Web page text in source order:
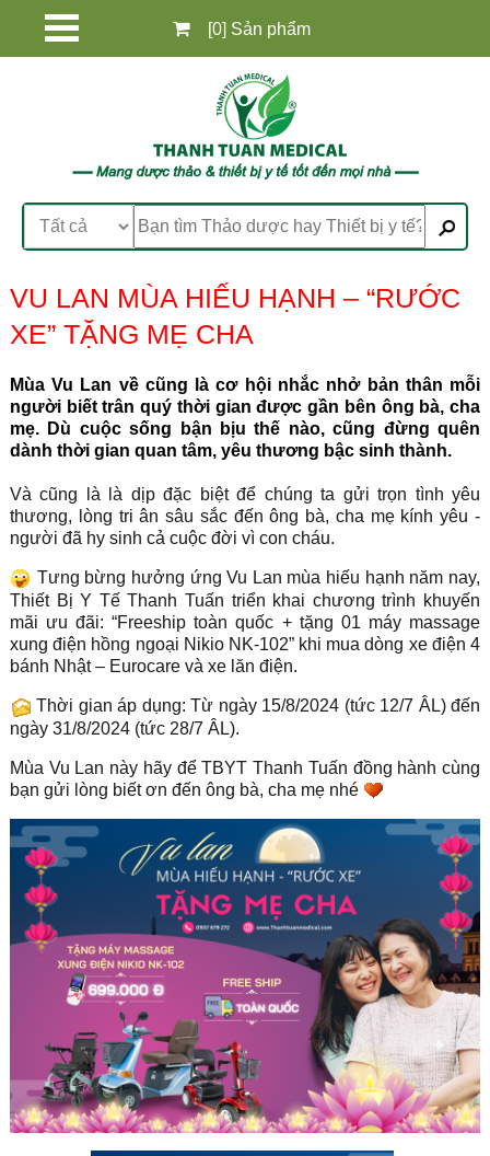
[0] Sản phẩm
VU LAN MÙA HIẾU HẠNH – “RƯỚC
XE” TẶNG MẸ CHA
Mùa Vu Lan về cũng là cơ hội nhắc nhở bản thân mỗi
người biết trân quý thời gian được gần bên ông bà, cha
mẹ. Dù cuộc sống bận bịu thế nào, cũng đừng quên
dành thời gian quan tâm, yêu thương bậc sinh thành.
Và cũng là là dịp đặc biệt để chúng ta gửi trọn tình yêu
thương, lòng tri ân sâu sắc đến ông bà, cha mẹ kính yêu -
người đã hy sinh cả cuộc đời vì con cháu.
Tưng bừng hưởng ứng Vu Lan mùa hiếu hạnh năm nay,
Thiết Bị Y Tế Thanh Tuấn triển khai chương trình khuyến
mãi ưu đãi: “Freeship toàn quốc + tặng 01 máy massage
xung điện hồng ngoại Nikio NK-102” khi mua dòng xe điện 4
bánh Nhật – Eurocare và xe lăn điện.
Thời gian áp dụng: Từ ngày 15/8/2024 (tức 12/7 ÂL) đến
ngày 31/8/2024 (tức 28/7 ÂL).
Mùa Vu Lan này hãy để TBYT Thanh Tuấn đồng hành cùng
bạn gửi lòng biết ơn đến ông bà, cha mẹ nhé